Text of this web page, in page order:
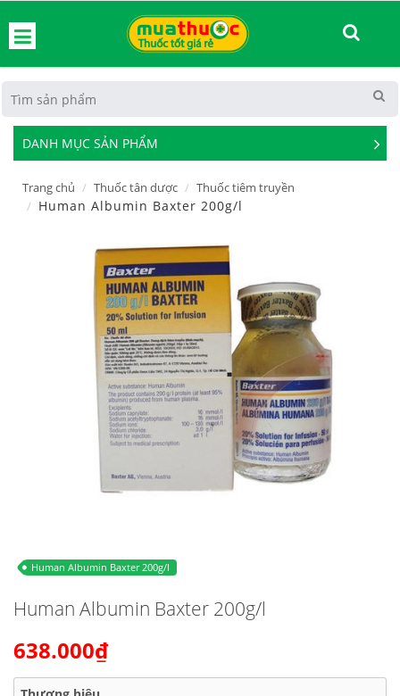
DANH MỤC SẢN PHẨM
See
Trang chủ Thuốc tân dược Thuốc tiêm truyền
Human Albumin Baxter 200g/l
Human Albumin Baxter 200g/l
Human Albumin Baxter 200g/l
638.000₫